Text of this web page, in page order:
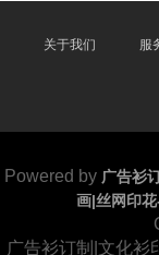
关于我们 服
Powered by 广告衫
画|丝网印
广告衫订制|文化衫